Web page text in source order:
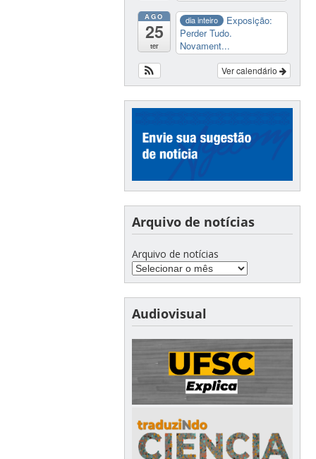
AGO
25
ter
dia inteiro
Exposição:
Perder Tudo.
Novament...
Ver calendário
Arquivo de notícias
Arquivo de notícias
Audiovisual